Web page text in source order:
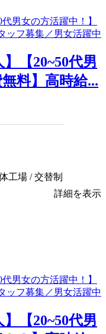
【20~50代男
料】高時給...
工場 / 交替制
詳細を表示
【20~50代男